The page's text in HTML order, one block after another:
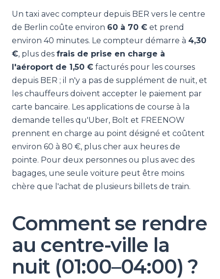
Un taxi avec compteur depuis BER vers le centre
de Berlin coûte environ 60 à 70 € et prend
environ 40 minutes. Le compteur démarre à 4,30
€, plus des frais de prise en charge à
l'aéroport de 1,50 € facturés pour les courses
depuis BER ; il n'y a pas de supplément de nuit, et
les chauffeurs doivent accepter le paiement par
carte bancaire. Les applications de course à la
demande telles qu'Uber, Bolt et FREENOW
prennent en charge au point désigné et coûtent
environ 60 à 80 €, plus cher aux heures de
pointe. Pour deux personnes ou plus avec des
bagages, une seule voiture peut être moins
chère que l'achat de plusieurs billets de train.
Comment se rendre
au centre-ville la
nuit (01:00–04:00) ?